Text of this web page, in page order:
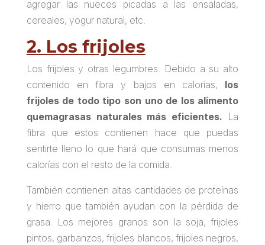
agregar las nueces picadas a las ensaladas,
cereales, yogur natural, etc.
2. Los frijoles
Los frijoles y otras legumbres. Debido a su alto
contenido en fibra y bajos en calorías, los
frijoles de todo tipo son uno de los alimento
quemagrasas naturales más eficientes. La
fibra que estos contienen hace que puedas
sentirte lleno lo que hará que consumas menos
calorías con el resto de la comida.
También contienen altas cantidades de proteínas
y hierro que también ayudan con la pérdida de
grasa. Los mejores granos son la soja, frijoles
pintos, garbanzos, frijoles blancos, frijoles negros,